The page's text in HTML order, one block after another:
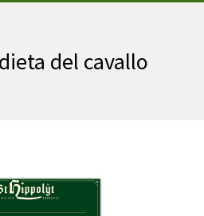
del cavallo